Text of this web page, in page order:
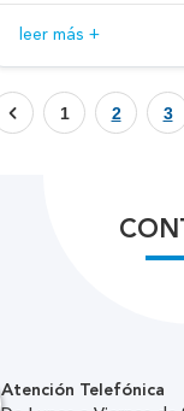
leer más +
1 2 3
Atención Telefónica